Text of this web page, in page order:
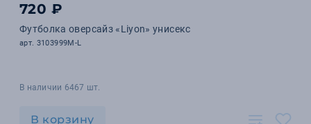
720 ₽
Футболка оверсайз «Liyon» унисекс
арт. 3103999M-L
В наличии 6467 шт.
В корзину